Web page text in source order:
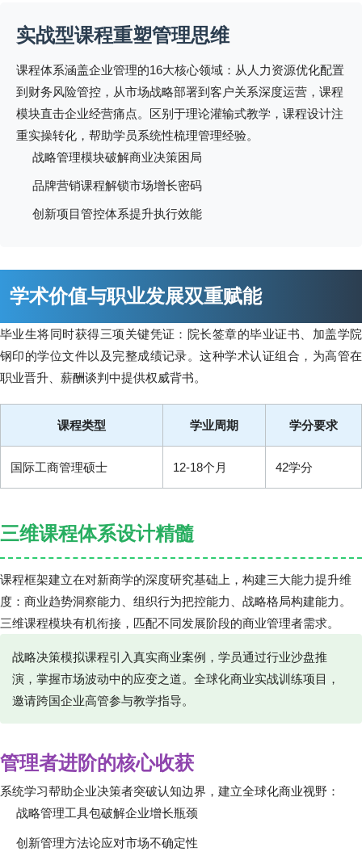
实战型课程重塑管理思维
课程体系涵盖企业管理的16大核心领域：从人力资源优化配置
到财务风险管控，从市场战略部署到客户关系深度运营，课程
模块直击企业经营痛点。区别于理论灌输式教学，课程设计注
重实操转化，帮助学员系统性梳理管理经验。
战略管理模块破解商业决策困局
品牌营销课程解锁市场增长密码
创新项目管控体系提升执行效能
学术价值与职业发展双重赋能
毕业生将同时获得三项关键凭证：院长签章的毕业证书、加盖学院
钢印的学位文件以及完整成绩记录。这种学术认证组合，为高管在
职业晋升、薪酬谈判中提供权威背书。
课程类型 学业周期 学分要求
国际工商管理硕士 12-18个月 42学分
三维课程体系设计精髓
课程框架建立在对新商学的深度研究基础上，构建三大能力提升维
度：商业趋势洞察能力、组织行为把控能力、战略格局构建能力。
三维课程模块有机衔接，匹配不同发展阶段的商业管理者需求。
战略决策模拟课程引入真实商业案例，学员通过行业沙盘推
演，掌握市场波动中的应变之道。全球化商业实战训练项目，
邀请跨国企业高管参与教学指导。
管理者进阶的核心收获
系统学习帮助企业决策者突破认知边界，建立全球化商业视野：
战略管理工具包破解企业增长瓶颈
创新管理方法论应对市场不确定性